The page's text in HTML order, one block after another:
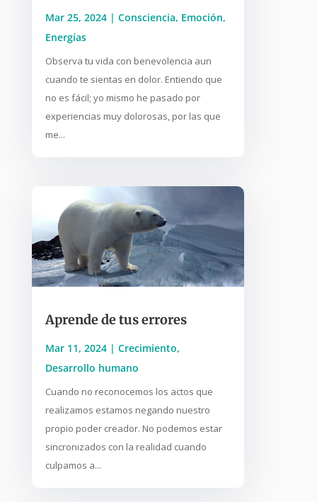
Mar 25, 2024| Consciencia, Emoción,
Energías
Observa tu vida con benevolencia aun
cuando te sientas en dolor. Entiendo que
no es fácil; yo mismo he pasado por
experiencias muy dolorosas, por las que
me...
Aprende de tus errores
Mar 11, 2024| Crecimiento,
Desarrollo humano
Cuando no reconocemos los actos que
realizamos estamos negando nuestro
propio poder creador. No podemos estar
sincronizados con la realidad cuando
culpamos a...